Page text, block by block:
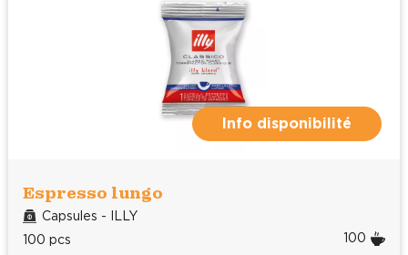
Info disponibilité
Espresso lungo
Capsules - ILLY
100 pcs
100